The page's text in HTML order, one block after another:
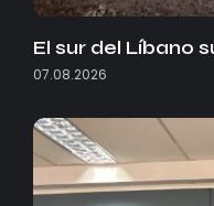
El sur del Líbano
07.08.2026